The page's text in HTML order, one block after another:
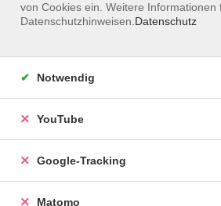
Ort /
• 08:00 – 15:45 Uhr
von Cookies ein. Weitere Informationen
Datenschutzhinweisen. Datenschutz
Notwendig
YouTube
Google-Tracking
Matomo